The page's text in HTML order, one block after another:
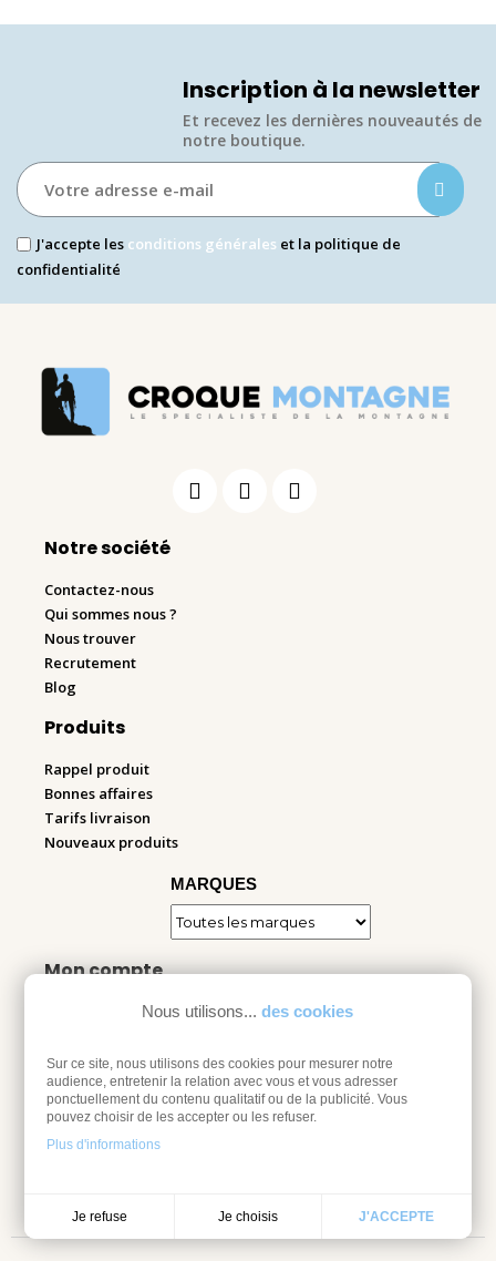
Nous utilisons... des cookies
Sur ce site, nous utilisons des cookies pour mesurer notre
audience, entretenir la relation avec vous et vous adresser
ponctuellement du contenu qualitatif ou de la publicité. Vous
pouvez choisir de les accepter ou les refuser.
Plus d'informations
Je refuse Je choisis J'ACCEPTE
Inscription à la newsletter
Et recevez les dernières nouveautés de
notre boutique.​
J'accepte les conditions générales et la politique de
confidentialité
Notre société
Contactez-nous
Qui sommes nous ?
Nous trouver
Recrutement
Blog
Produits
Rappel produit
Bonnes affaires
Tarifs livraison
Nouveaux produits
MARQUES
Mon compte
Informations personnelles
Adresses
Bons de réduction
Espace pro